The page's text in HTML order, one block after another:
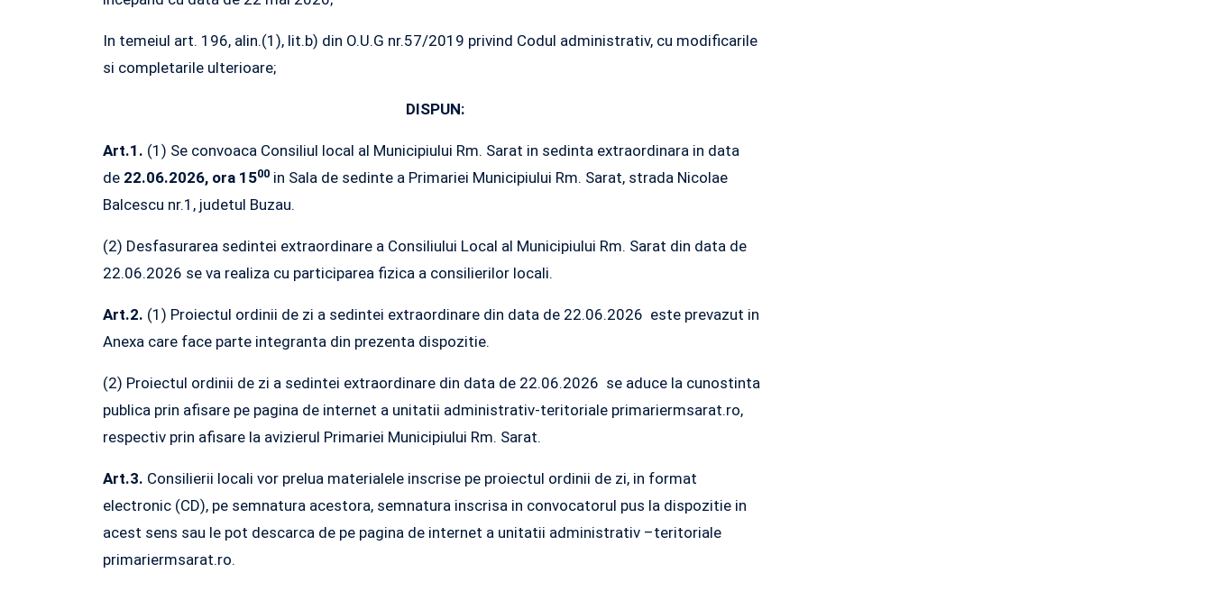
In temeiul art. 196, alin.(1), lit.b) din O.U.G nr.57/2019 privind Codul administrativ, cu modificarile
si completarile ulterioare;
DISPUN:
Art.1. (1) Se convoaca Consiliul local al Municipiului Rm. Sarat in sedinta extraordinara in data
de 22.06.2026, ora 1500 in Sala de sedinte a Primariei Municipiului Rm. Sarat, strada Nicolae
Balcescu nr.1, judetul Buzau.
(2) Desfasurarea sedintei extraordinare a Consiliului Local al Municipiului Rm. Sarat din data de
22.06.2026 se va realiza cu participarea fizica a consilierilor locali.
Art.2. (1) Proiectul ordinii de zi a sedintei extraordinare din data de 22.06.2026 este prevazut in
Anexa care face parte integranta din prezenta dispozitie.
(2) Proiectul ordinii de zi a sedintei extraordinare din data de 22.06.2026 se aduce la cunostinta
publica prin afisare pe pagina de internet a unitatii administrativ-teritoriale primariermsarat.ro,
respectiv prin afisare la avizierul Primariei Municipiului Rm. Sarat.
Art.3. Consilierii locali vor prelua materialele inscrise pe proiectul ordinii de zi, in format
electronic (CD), pe semnatura acestora, semnatura inscrisa in convocatorul pus la dispozitie in
acest sens sau le pot descarca de pe pagina de internet a unitatii administrativ –teritoriale
primariermsarat.ro.